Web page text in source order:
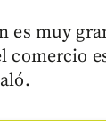
es muy
comercio